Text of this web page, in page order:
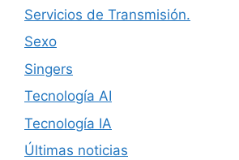
Servicios de Transmisión.
Sexo
Singers
Tecnología AI
Tecnología IA
Últimas noticias